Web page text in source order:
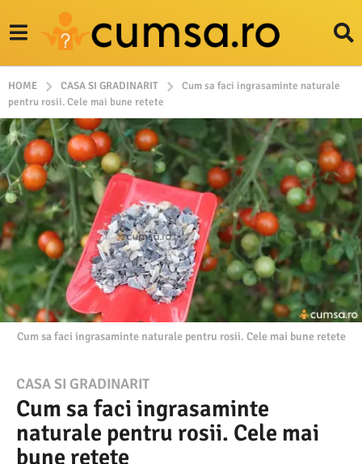
HOME CASA SI GRADINARIT
Cum sa faci ingrasaminte naturale
pentru rosii. Cele mai bune retete
Cum sa faci ingrasaminte naturale pentru rosii. Cele mai bune retete
2
7
.
0
CASA SI GRADINARIT
Cum sa faci ingrasaminte
naturale pentru rosii. Cele mai
bune retete